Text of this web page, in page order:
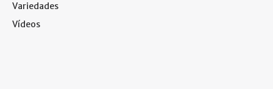
Variedades
Vídeos